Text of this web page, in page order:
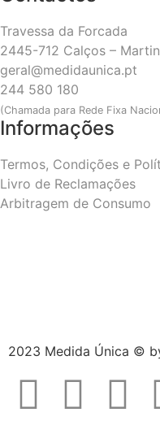
Travessa da Forcada
2445-712 Calços –
geral@medidaunica.pt
244 580 180
(Chamada para Rede Fixa
Informações
Termos, Condições e
Livro de Reclamações
Arbitragem de Consumo
2023 Medida Única ©